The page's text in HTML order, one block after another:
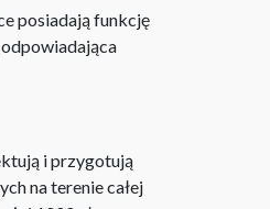
posiadają funkcję
i przygotują
na terenie całej